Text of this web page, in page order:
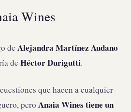
Wines
de Alejandra Martínez Audano
de Héctor Durigutti.
que hacen a cualquier
pero Anaia Wines tiene un